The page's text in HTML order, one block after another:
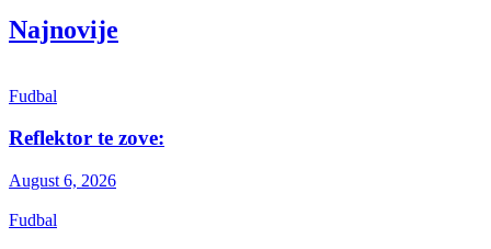
Najnovije
Fudbal
Reflektor te zove:
August 6, 2026
Fudbal